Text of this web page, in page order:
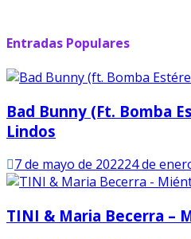
Entradas Populares
Bad Bunny (ft. Bomba
Lindos
7 de mayo de 202224 de
TINI & Maria Becerra –